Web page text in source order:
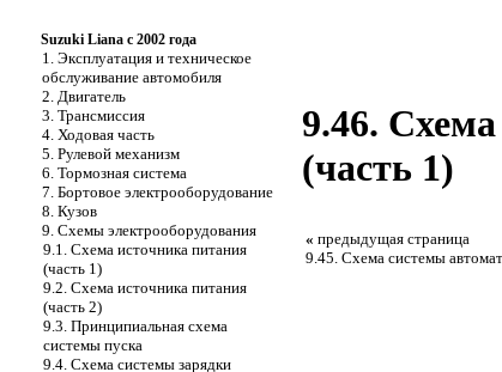
Suzuki Liana с 2002 года
1. Эксплуатация и техническое
обслуживание автомобиля
2. Двигатель
3. Трансмиссия
4. Ходовая часть
5. Рулевой механизм
6. Тормозная система
7. Бортовое электрооборудование
8. Кузов
9. Схемы электрооборудования
9.1. Схема источника питания
(часть 1)
9.2. Схема источника питания
(часть 2)
9.3. Принципиальная схема
системы пуска
9.4. Схема системы зарядки
9.46.
(часть 1)
« предыдущая страница
9.45. Схема системы